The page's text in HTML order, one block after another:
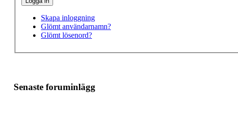
Skapa inloggning
Glömt användarnamn?
Glömt lösenord?
Senaste foruminlägg